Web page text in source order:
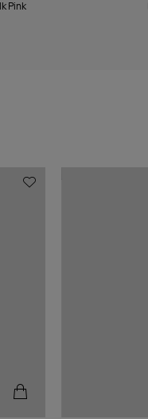
Pink